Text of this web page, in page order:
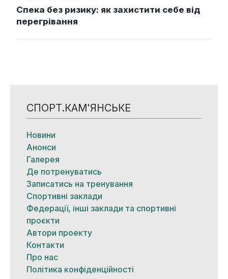
Спека без ризику: як захистити себе від
перегрівання
СПОРТ.КАМ'ЯНСЬКЕ
Новини
Анонси
Галерея
Де потренуватись
Записатись на тренування
Спортивні заклади
Федерації, інші заклади та спортивні
проєкти
Автори проекту
Контакти
Про нас
Політика конфіденційності